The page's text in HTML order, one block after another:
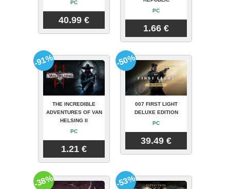
PC
40.99 €
PC
1.66 €
THE INCREDIBLE
ADVENTURES OF VAN
HELSING II
PC
1.21 €
-91%
007 FIRST LIGHT
DELUXE EDITION
PC
39.49 €
-50%
-38% -53%